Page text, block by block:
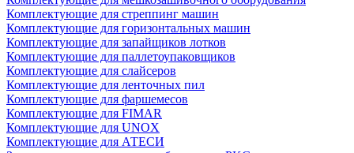
Комплектующие для стреппинг машин
Комплектующие для горизонтальных машин
Комплектующие для запайщиков лотков
Комплектующие для паллетоупаковщиков
Комплектующие для слайсеров
Комплектующие для ленточных пил
Комплектующие для фаршемесов
Комплектующие для FIMAR
Комплектующие для UNOX
Комплектующие для АТЕСИ